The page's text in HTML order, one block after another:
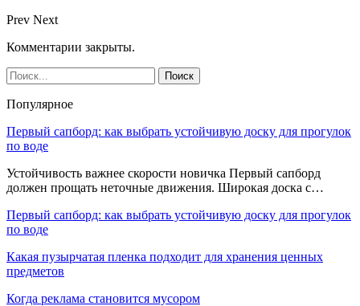
Prev Next
Комментарии закрыты.
Популярное
Первый сапборд: как выбрать устойчивую доску для прогулок
по воде
Устойчивость важнее скорости новичка Первый сапборд
должен прощать неточные движения. Широкая доска с…
Первый сапборд: как выбрать устойчивую доску для прогулок
по воде
Какая пузырчатая пленка подходит для хранения ценных
предметов
Когда реклама становится мусором